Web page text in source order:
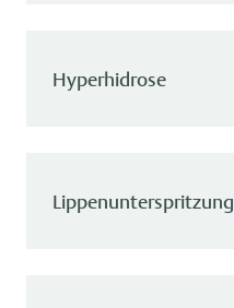
Hyperhidrose
Lippenunterspritzung